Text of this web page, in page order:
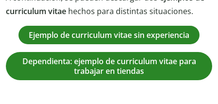
curriculum vitae hechos para distintas situaciones.
Ejemplo de curriculum vitae sin experiencia
Dependienta: ejemplo de curriculum vitae para
trabajar en tiendas